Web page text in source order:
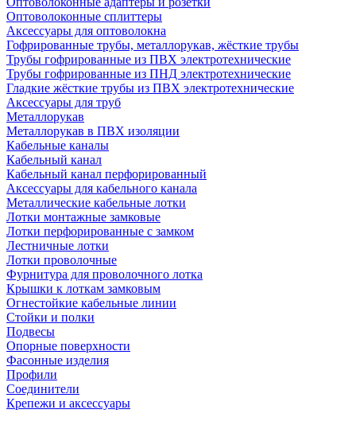
Оптоволоконные сплиттеры
Аксессуары для оптоволокна
Гофрированные трубы, металлорукав, жёсткие трубы
Трубы гофрированные из ПВХ электротехнические
Трубы гофрированные из ПНД электротехнические
Гладкие жёсткие трубы из ПВХ электротехнические
Аксессуары для труб
Металлорукав
Металлорукав в ПВХ изоляции
Кабельные каналы
Кабельный канал
Кабельный канал перфорированный
Аксессуары для кабельного канала
Металлические кабельные лотки
Лотки монтажные замковые
Лотки перфорированные с замком
Лестничные лотки
Лотки проволочные
Фурнитура для проволочного лотка
Крышки к лоткам замковым
Огнестойкие кабельные линии
Стойки и полки
Подвесы
Опорные поверхности
Фасонные изделия
Профили
Соединители
Крепежи и аксессуары